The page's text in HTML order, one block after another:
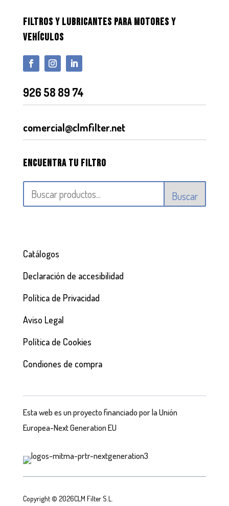
FILTROS Y LUBRICANTES PARA MOTORES Y
VEHÍCULOS
926 58 89 74
comercial@clmfilter.net
Encuentra tu filtro
Buscar
Catálogos
Declaración de accesibilidad
Política de Privacidad
Aviso Legal
Política de Cookies
Condiones de compra
Esta web es un proyecto financiado por la Unión
Europea-Next Generation EU
Copyright © 2026CLM Filter S.L.